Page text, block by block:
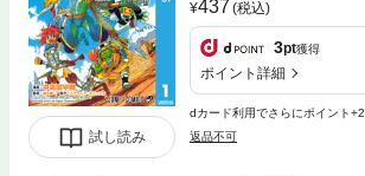
試し読み
437 (税込)
3pt獲得
ポイント詳細
dカード利用でさらにポイント
返品不可